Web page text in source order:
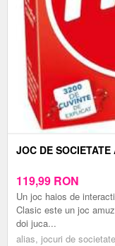
JOC DE
119,99 RON
Un joc haios de
Clasic este un joc
doi juca...
alias, jocuri de societate